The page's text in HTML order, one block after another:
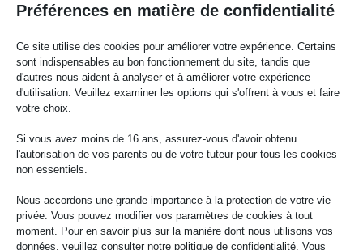
Plutôt que de menacer les carrières dans le domaine de
l'accessibilité, l'IA crée de nouvelles opportunités. L'IA se
chargeant de l'exécution tactique, les professionnels de
l'accessibilité peuvent se concentrer sur la stratégie,
l'élaboration de programmes et la gestion du changement
organisationnel. Les experts peuvent développer une expertise
approfondie dans des domaines spécifiques tels que
l'accessibilité cognitive, les technologies émergentes ou les
défis propres à l'industrie.
Chaque organisation a besoin d'aide et de conseils sur la
manière de mettre en œuvre efficacement les outils d'IA et de
Préférences en matière de confidentialité
Ce site utilise des cookies pour améliorer votre expérience. Certains
sont indispensables au bon fonctionnement du site, tandis que
d'autres nous aident à analyser et à améliorer votre expérience
d'utilisation. Veuillez examiner les options qui s'offrent à vous et faire
votre choix.
Si vous avez moins de 16 ans, assurez-vous d'avoir obtenu
l'autorisation de vos parents ou de votre tuteur pour tous les cookies
non essentiels.
Nous accordons une grande importance à la protection de votre vie
privée. Vous pouvez modifier vos paramètres de cookies à tout
moment. Pour en savoir plus sur la manière dont nous utilisons vos
données, veuillez consulter notre politique de confidentialité. Vous